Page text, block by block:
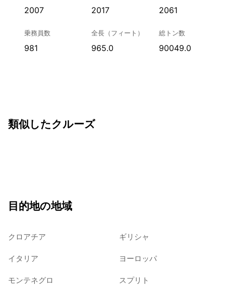
2007 2017 2061
乗務員数
981
全長（フィート）
965.0
総トン数
90049.0
類似したクルーズ
目的地の地域
クロアチア ギリシャ
イタリア ヨーロッパ
モンテネグロ スプリト